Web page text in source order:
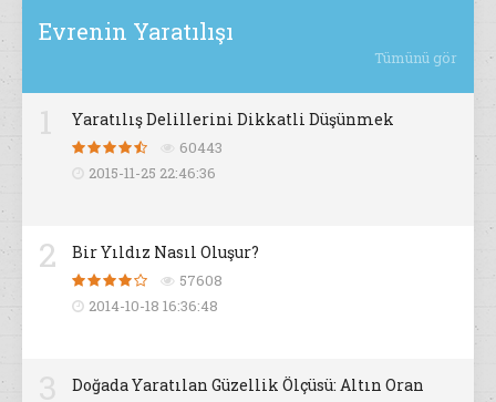
Evrenin Yaratılışı
Tümünü gör
Yaratılış Delillerini Dikkatli Düşünmek
60443
2015-11-25 22:46:36
2 Bir Yıldız Nasıl Oluşur?
57608
2014-10-18 16:36:48
Doğada Yaratılan Güzellik Ölçüsü: Altın Oran